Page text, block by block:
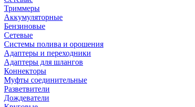
Триммеры
Аккумуляторные
Бензиновые
Сетевые
Системы полива и орошения
Адаптеры и переходники
Адаптеры для шлангов
Коннекторы
Муфты соединительные
Разветвители
Дождеватели